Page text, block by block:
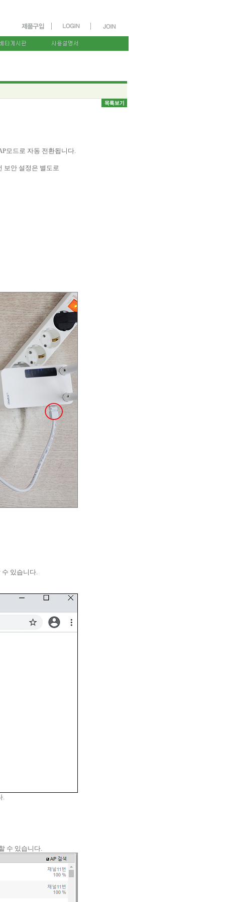
모드로 자동 전환됩니다.
보안 설정은 별도로
있습니다.
.
수 있습니다.